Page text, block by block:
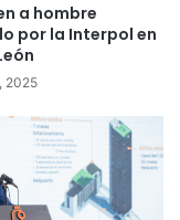
a hombre
por la Interpol en
2025